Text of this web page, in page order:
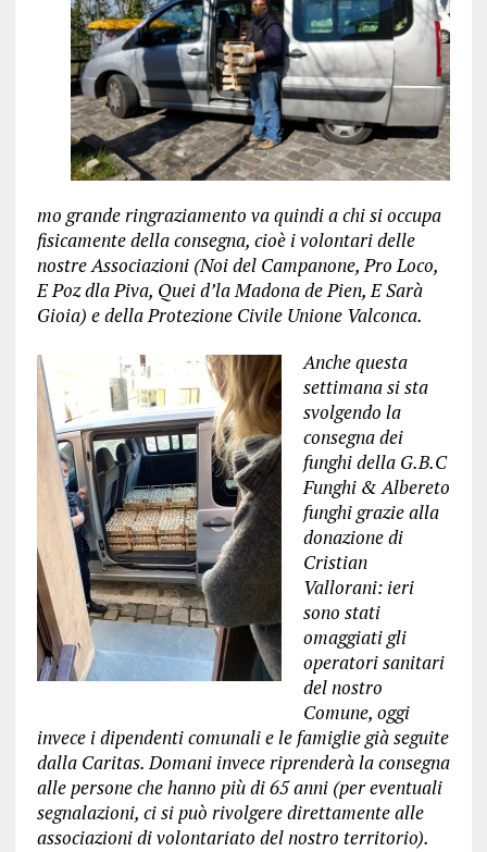
mo grande ringraziamento va quindi a chi si occupa
fisicamente della consegna, cioè i volontari delle
nostre Associazioni (Noi del Campanone, Pro Loco,
E Poz dla Piva, Quei d’la Madona de Pien, E Sarà
Gioia) e della Protezione Civile Unione Valconca.
Anche questa
settimana si sta
svolgendo la
consegna dei
funghi della G.B.C
Funghi & Albereto
funghi grazie alla
donazione di
Cristian
Vallorani: ieri
sono stati
omaggiati gli
operatori sanitari
del nostro
Comune, oggi
invece i dipendenti comunali e le famiglie già seguite
dalla Caritas. Domani invece riprenderà la consegna
alle persone che hanno più di 65 anni (per eventuali
segnalazioni, ci si può rivolgere direttamente alle
associazioni di volontariato del nostro territorio).